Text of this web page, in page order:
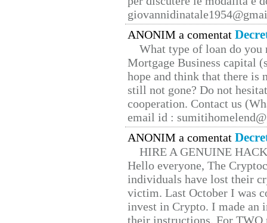
ANONIM a comentat
What type of loan do you
Mortgage Business capital
hope and think that there is
still not gone? Do not
cooperation. Contact us
email id :
ANONIM a comentat
HIRE A GENUINE
Hello everyone, The
individuals have lost their
victim. Last October I was
invest in Crypto. I made
their instructions. For TWO